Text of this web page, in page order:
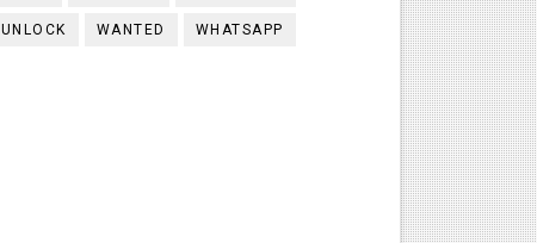
UNLOCK WANTED WHATSAPP